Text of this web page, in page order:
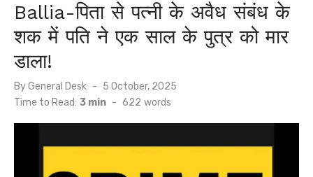
Ballia-पिता से पत्नी के अवैध संबंध के
शक में पति ने एक साल के पुत्र को मार
डाला!
ByGeneral Desk
Posted
on
5 October, 2025
Time to Read: 3 min - 622 words